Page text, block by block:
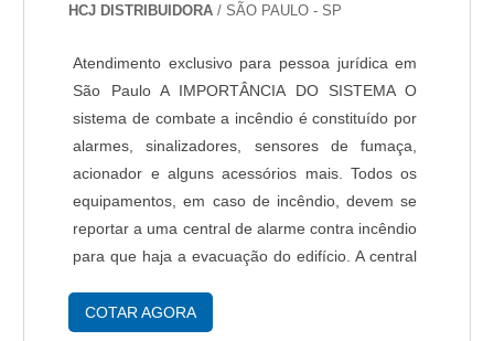
HCJ DISTRIBUIDORA/ SÃO PAULO - SP
Atendimento exclusivo para pessoa jurídica em
São Paulo A IMPORTÂNCIA DO SISTEMA O
sistema de combate a incêndio é constituído por
alarmes, sinalizadores, sensores de fumaça,
acionador e alguns acessórios mais. Todos os
equipamentos, em caso de incêndio, devem se
reportar a uma central de alarme contra incêndio
para que haja a evacuação do edifício. A central
emitidos através de laços endereçáve...
COTAR AGORA